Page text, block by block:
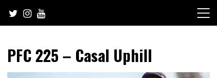
content
PFC 225 – Casal Uphill